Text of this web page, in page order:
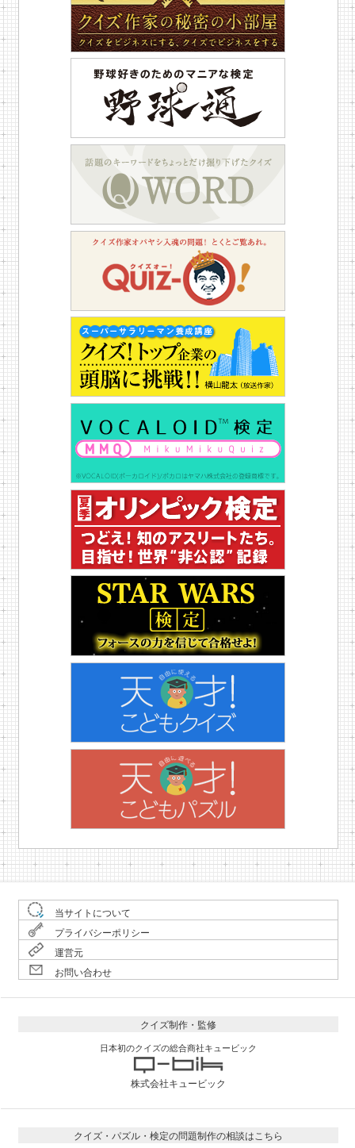
当サイトについて
プライバシーポリシー
運営元
お問い合わせ
クイズ制作・監修
日本初のクイズの総合商社キュービック
株式会社キュービック
クイズ・パズル・検定の問題制作の相談はこちら